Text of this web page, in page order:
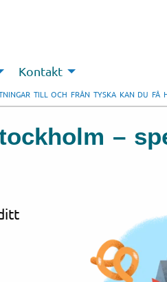
Kontakt
TILL OCH FRÅN TYSKA KAN DU
–